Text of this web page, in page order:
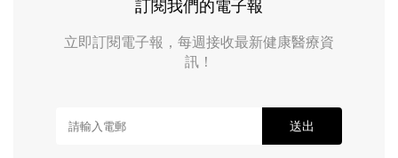
訂閱我們的電子報
立即訂閱電子報，每週接收最新健康醫療資
訊！
送出